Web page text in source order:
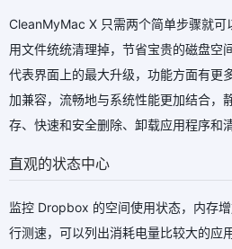
CleanMyMac X 只需两个简单步骤就
用文件统统清理掉，节省宝贵的磁盘
代表界面上的最大升级，功能方面有更
加兼容，流畅地与系统性能更加结合，
存、快速和安全删除、卸载应用程序和
直观的状态中心
监控 Dropbox 的空间使用状态，内存
行测速，可以列出消耗电量比较大的应